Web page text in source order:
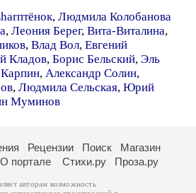
, Людмила Колобанова
, Леония Берег, Вита-Виталина,
, Влад Вол, Евгений
Кладов, Борис Бельский, Эль
, Александр Солин,
, Людмила Сельская, Юрий
Муминов
Рецензии Поиск
Магазин
О портале Стихи.ру Проза.ру
авторам возможность